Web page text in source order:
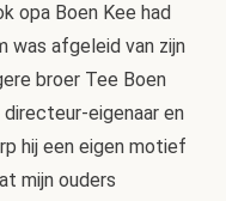
opa Boen Kee had
was afgeleid van zijn
broer Tee Boen
eigenaar en
hij een eigen motief
mijn ouders